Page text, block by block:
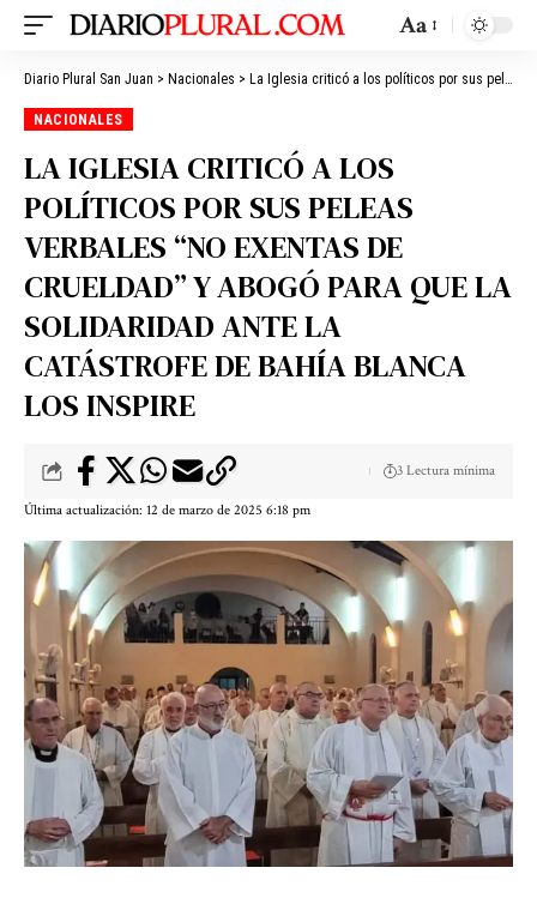
Aa
Diario Plural San Juan > Nacionales > La Iglesia criticó a los políticos por sus peleas verbales “no exentas de crueldad” y abogó para que la solidaridad ante la catástrofe de Bahía Blanca los inspire
NACIONALES
LA IGLESIA CRITICÓ A LOS
POLÍTICOS POR SUS PELEAS
VERBALES “NO EXENTAS DE
CRUELDAD” Y ABOGÓ PARA QUE LA
SOLIDARIDAD ANTE LA
CATÁSTROFE DE BAHÍA BLANCA
LOS INSPIRE
Última actualización: 12 de marzo de 2025 6:18 pm
3 Lectura mínima